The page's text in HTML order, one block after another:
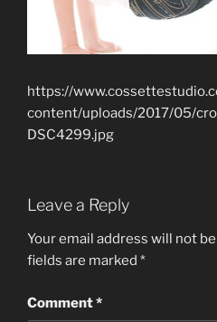
https://
content/uploads/2017/05/
DSC4299.jpg
Leave a Reply
Your email address will not
fields are marked *
Comment*